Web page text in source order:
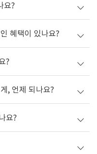
요?
혜택이 있나요?
?
, 언제 되나요?
요?